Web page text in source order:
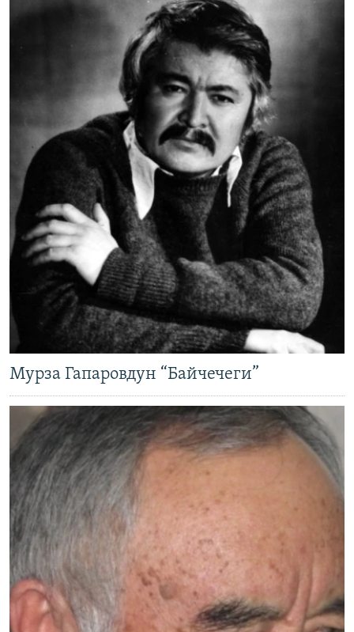
Мурза Гапаровдун “Байчечеги”